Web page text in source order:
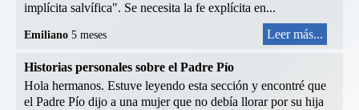
implícita salvífica". Se necesita la fe explícita en...
Emiliano 5 meses Leer más...
Historias personales sobre el Padre Pío
Hola hermanos. Estuve leyendo esta sección y encontré que
el Padre Pío dijo a una mujer que no debía llorar por su hija